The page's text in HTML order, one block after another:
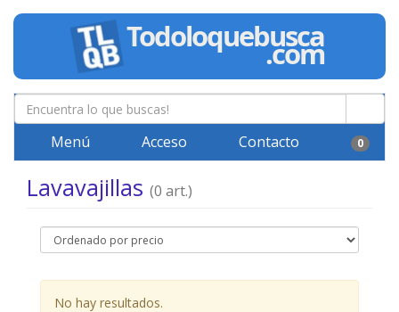
Menú Acceso Contacto 0
Lavavajillas (0 art.)
No hay resultados.